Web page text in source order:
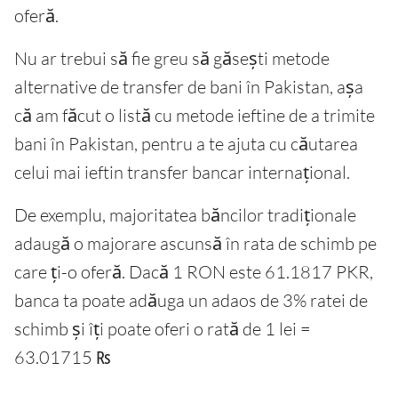
oferă.
Nu ar trebui să fie greu să găsești metode
alternative de transfer de bani în Pakistan, așa
că am făcut o listă cu metode ieftine de a trimite
bani în Pakistan, pentru a te ajuta cu căutarea
celui mai ieftin transfer bancar internațional.
De exemplu, majoritatea băncilor tradiționale
adaugă o majorare ascunsă în rata de schimb pe
care ți-o oferă. Dacă 1 RON este 61.1817 PKR,
banca ta poate adăuga un adaos de 3% ratei de
schimb și îți poate oferi o rată de 1 lei =
63.01715 ₨